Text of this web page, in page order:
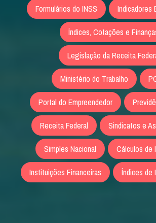
Formulários do INSS Indicadores
Índices, Cotações e
Legislação da Receita
Ministério do Trabalho
Portal do Empreendedor
Receita Federal Sindicatos e
Simples Nacional Cálculos de
Instituições Financeiras Índices de